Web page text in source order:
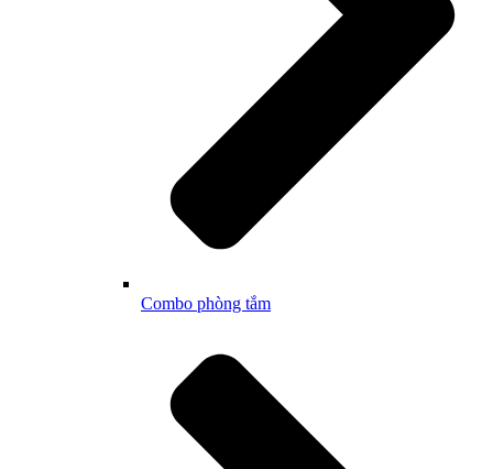
Combo phòng tắm